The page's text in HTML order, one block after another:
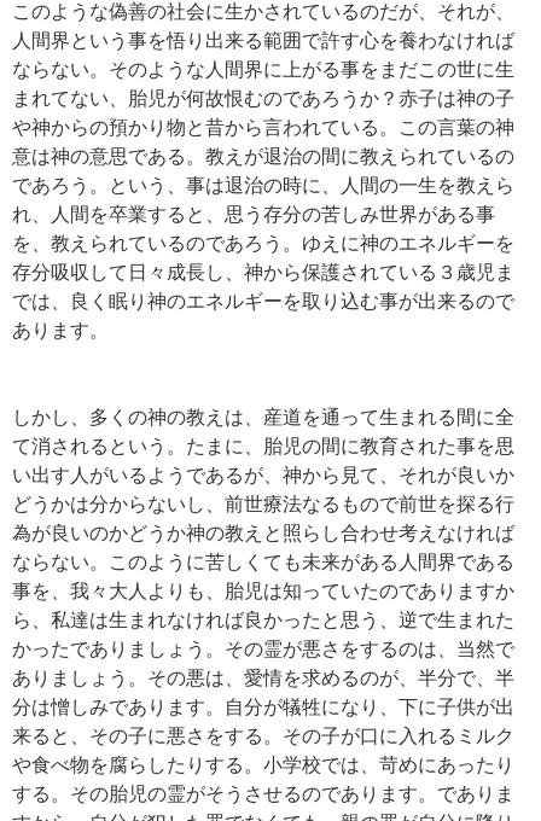
このような偽善の社会に生かされているのだが、それが、
人間界という事を悟り出来る範囲で許す心を養わなければ
ならない。そのような人間界に上がる事をまだこの世に生
まれてない、胎児が何故恨むのであろうか？赤子は神の子
や神からの預かり物と昔から言われている。この言葉の神
意は神の意思である。教えが退治の間に教えられているの
であろう。という、事は退治の時に、人間の一生を教えら
れ、人間を卒業すると、思う存分の苦しみ世界がある事
を、教えられているのであろう。ゆえに神のエネルギーを
存分吸収して日々成長し、神から保護されている３歳児ま
では、良く眠り神のエネルギーを取り込む事が出来るので
あります。
しかし、多くの神の教えは、産道を通って生まれる間に全
て消されるという。たまに、胎児の間に教育された事を思
い出す人がいるようであるが、神から見て、それが良いか
どうかは分からないし、前世療法なるもので前世を探る行
為が良いのかどうか神の教えと照らし合わせ考えなければ
ならない。このように苦しくても未来がある人間界である
事を、我々大人よりも、胎児は知っていたのでありますか
ら、私達は生まれなければ良かったと思う、逆で生まれた
かったでありましょう。その霊が悪さをするのは、当然で
ありましょう。その悪は、愛情を求めるのが、半分で、半
分は憎しみであります。自分が犠牲になり、下に子供が出
来ると、その子に悪さをする。その子が口に入れるミルク
や食べ物を腐らしたりする。小学校では、苛めにあったり
する。その胎児の霊がそうさせるのであります。でありま